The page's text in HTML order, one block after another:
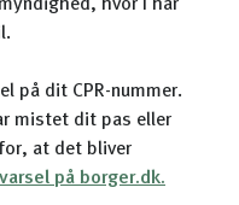
hvor I har
på dit CPR-nummer.
mistet dit pas eller
at det bliver
på borger.dk.